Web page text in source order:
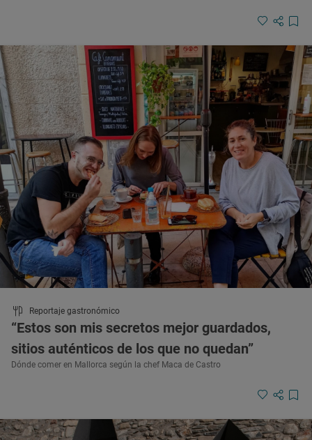
Reportaje gastronómico
“Estos son mis secretos mejor guardados,
sitios auténticos de los que no quedan”
Dónde comer en Mallorca según la chef Maca de Castro